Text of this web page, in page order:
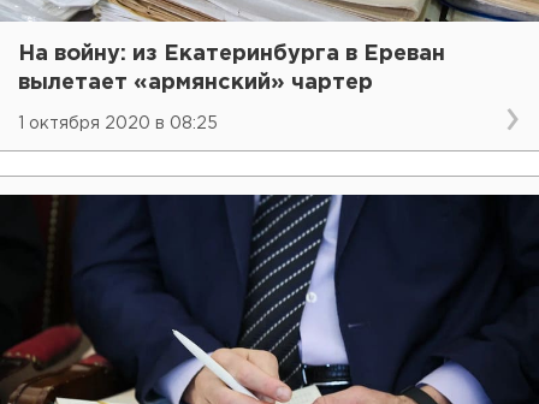
На войну: из Екатеринбурга в Ереван
вылетает «армянский» чартер
1 октября 2020 в 08:25